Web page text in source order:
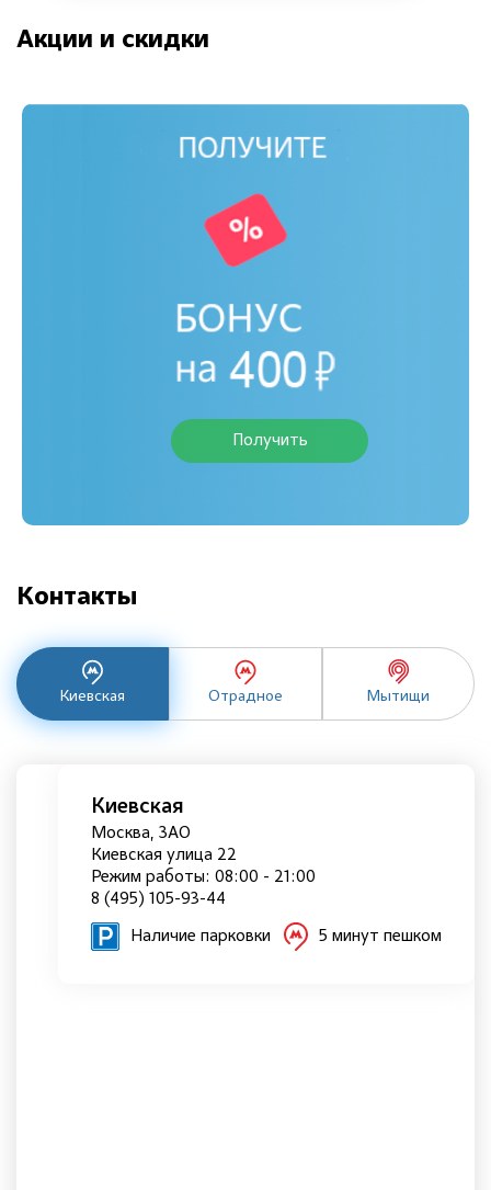
Акции и скидки
Получить
Контакты
Киевская Отрадное Мытищи
Киевская
Москва, ЗАО
Киевская улица 22
Режим работы: 08:00 - 21:00
8 (495) 105-93-44
Наличие парковки 5 минут пешком